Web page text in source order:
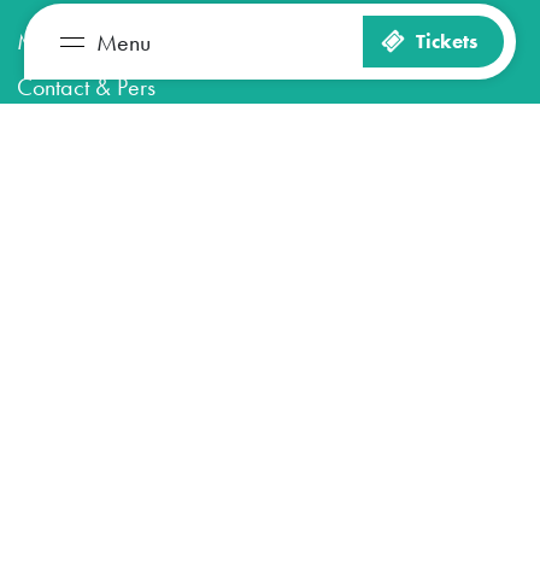
Zien en doen Plan je bezoek
Menu Tickets
Maastricht Museum
Contact & Pers